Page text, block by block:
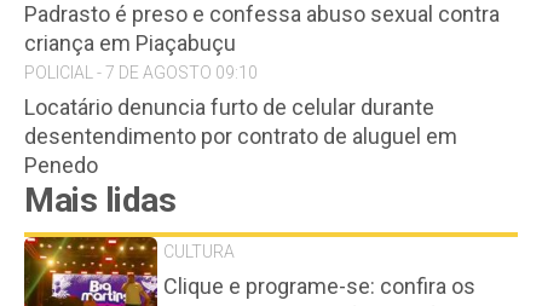
Padrasto é preso e confessa abuso sexual contra
criança em Piaçabuçu
POLICIAL - 7 DE AGOSTO 09:10
Locatário denuncia furto de celular durante
desentendimento por contrato de aluguel em
Penedo
Mais lidas
CULTURA
Clique e programe-se: confira os